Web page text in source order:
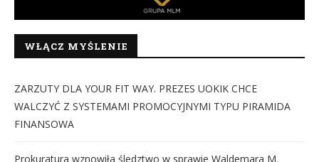
WŁĄCZ MYŚLENIE
ZARZUTY DLA YOUR FIT WAY. PREZES UOKIK CHCE
WALCZYĆ Z SYSTEMAMI PROMOCYJNYMI TYPU PIRAMIDA
FINANSOWA
Prokuratura wznowiła śledztwo w sprawie Waldemara M.